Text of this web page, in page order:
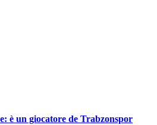
è un giocatore de Trabzonspor